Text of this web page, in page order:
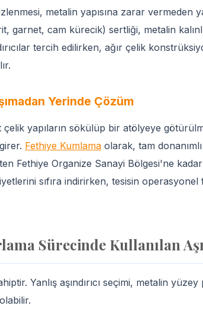
metalin yapısına zarar vermeden
garnet, cam kürecik) sertliği, metalin
tercih edilirken, ağır çelik
Yerinde Çözüm
yapıların sökülüp bir atölyeye
Fethiye Kumlama olarak, tam
Fethiye Organize Sanayi Bölgesi'ne
sıfıra indirirken, tesisin
Sürecinde Kullanılan
Yanlış aşındırıcı seçimi, metalin